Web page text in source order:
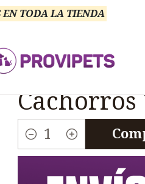
EN TODA LA TIENDA
Nutranuggets Puppy
Cachorros
Cantidad